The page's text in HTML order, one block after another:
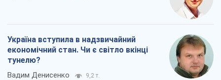
Україна вступила в надзвичайний
економічний стан. Чи є світло вкінці
тунелю?
Вадим Денисенко 9,2 т.